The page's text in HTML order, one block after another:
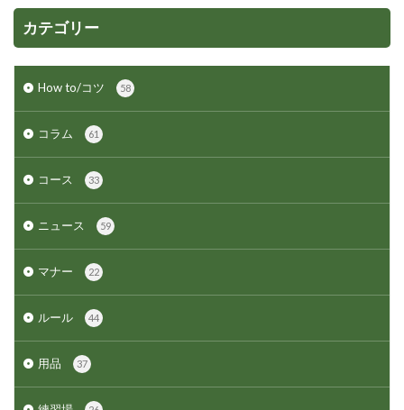
カテゴリー
How to/コツ 58
コラム 61
コース 33
ニュース 59
マナー 22
ルール 44
用品 37